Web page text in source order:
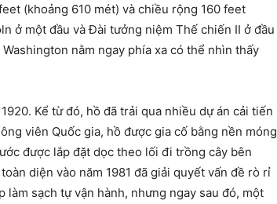
(khoảng 610 mét) và chiều rộng 160 feet
ở một đầu và Đài tưởng niệm Thế chiến II ở đầu
nằm ngay phía xa có thể nhìn thấy
Kể từ đó, hồ đã trải qua nhiều dự án cải tiến
viên Quốc gia, hồ được gia cố bằng nền móng
được lắp đặt dọc theo lối đi trồng cây bên
diện vào năm 1981 đã giải quyết vấn đề rò rỉ
sạch tự vận hành, nhưng ngay sau đó, một